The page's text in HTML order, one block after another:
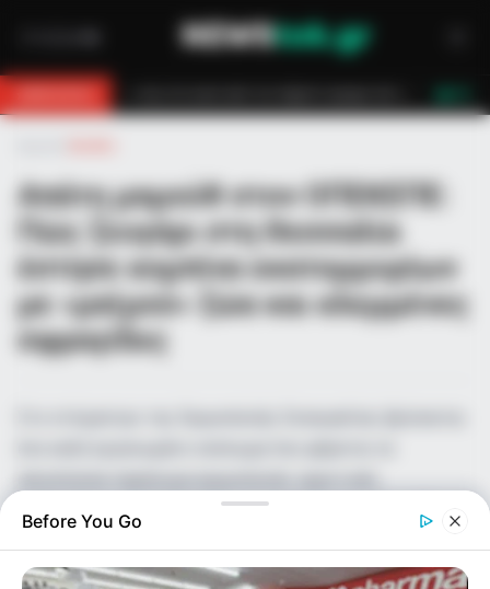
Απάτη μαμούθ στον ΟΠΕΚΕΠΕ:
Πώς ζευγάρι στη Θεσσαλία
έστησε κομπίνα εκατομμυρίων
με «μαϊμού» ζώα και κλεμμένες
σφραγίδες
επιδοτήσεις στη Θεσσαλία, με την έρευνα να εστιάζει σε
υπόθεση. Η δράση τους περιλάμβανε την υποβολή…
Before You Go